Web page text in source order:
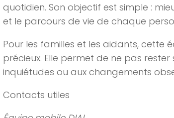
quotidien. Son objectif est simple :
et le parcours de vie de chaque
Pour les familles et les aidants, cette
précieux. Elle permet de ne pas
inquiétudes ou aux changements
Contacts utiles